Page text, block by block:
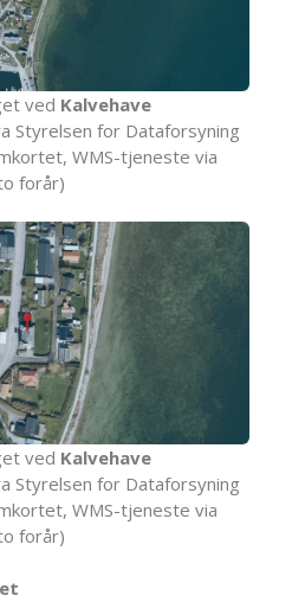
ved Kalvehave
Styrelsen for Dataforsyning
WMS-tjeneste via
forår)
ved Kalvehave
Styrelsen for Dataforsyning
WMS-tjeneste via
forår)